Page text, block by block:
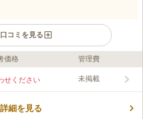
コミを見る
ンター」の近くにある町営墓地です。
しめます。 楽しみが沢山あるエリア
価格 管理費
せください 未掲載
細を見る